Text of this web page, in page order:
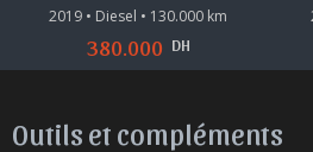
2019 • Diesel • 130.000 km
380.000 DH
Outils et compléments